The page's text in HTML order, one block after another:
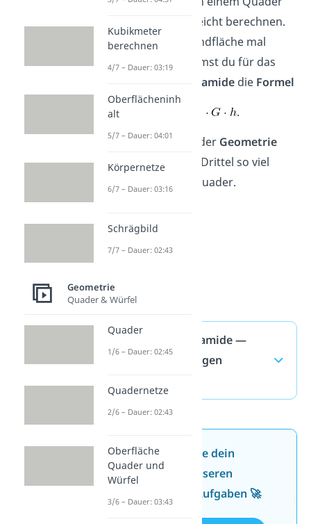
kannst du aber leicht berechnen.
Es gilt dabei Grundfläche mal
Höhe. So bekommst du für das
Pyramidedie Formel
.
DiePyramide in der Geometrie
umfasst also ein Drittel so viel
Wasser wie ein Quader.
Volumen Pyramide —
häufigste Fragen
Jetzt neu: Teste dein
Wissen mit unseren
kostenlosen Aufgaben 🚀
Kubikmeter
berechnen
4/7 – Dauer: 03:19
Oberflächeninh
alt
5/7 – Dauer: 04:01
Körpernetze
6/7 – Dauer: 03:16
Schrägbild
7/7 – Dauer: 02:43
Geometrie
Quader & Würfel
Quader
1/6 – Dauer: 02:45
Quadernetze
2/6 – Dauer: 02:43
Oberfläche
Quader und
Würfel
3/6 – Dauer: 03:43